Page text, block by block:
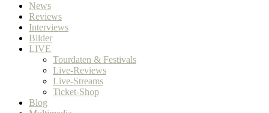
News
Reviews
Interviews
Bilder
LIVE
Tourdaten & Festivals
Live-Reviews
Live-Streams
Ticket-Shop
Blog